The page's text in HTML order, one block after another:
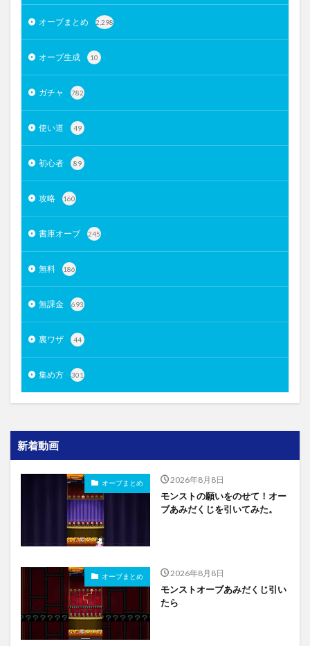
オーブまとめ 2,298
オーブ生成 10
ガチャ 782
使い道 49
初心者 89
攻略 160
書庫オーブ 245
無料 186
無課金 693
裏ワザ 44
集め方 301
新着動画
オーブまとめ 2026年8月8日
モンストの願いをのせて！オー
ブあみだくじを引いてみた。
オーブまとめ 2026年8月8日
モンストオーブあみだくじ引い
たら